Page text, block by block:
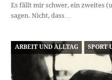
Es fällt mir schwer, ein zweites
sagen. Nicht, dass…
ARBEIT UND ALLTAG SPORT